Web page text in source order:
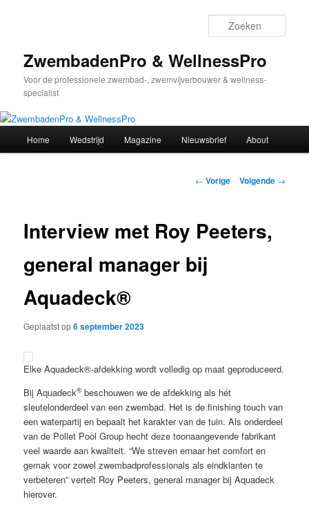
inhoudZwembadenPro & WellnessPro
Voor de professionele zwembad-, zwemvijverbouwer & wellness-
specialist
Home Wedstrijd Magazine Nieuwsbrief About
Bericht
← Vorige Volgende →
Interview met Roy Peeters,
general manager bij
Aquadeck®
Geplaatst op6 september 2023
Elke Aquadeck®-afdekking wordt volledig op maat geproduceerd.
Bij Aquadeck®beschouwen we de afdekking als hét
sleutelonderdeel van een zwembad. Het is de finishing touch van
een waterpartij en bepaalt het karakter van de tuin. Als onderdeel
van de Pollet Pool Group hecht deze toonaangevende fabrikant
veel waarde aan kwaliteit. “We streven ernaar het comfort en
gemak voor zowel zwembadprofessionals als eindklanten te
verbeteren” vertelt Roy Peeters, general manager bij Aquadeck
hierover.